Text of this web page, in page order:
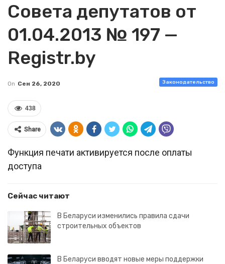
Совета депутатов от
01.04.2013 № 197 —
Registr.by
Законодательство
On Сен 26, 2020
438
Share
Функция печати активируется после оплаты
доступа
Сейчас читают
В Беларуси изменились правила сдачи
строительных объектов
В Беларуси вводят новые меры поддержки